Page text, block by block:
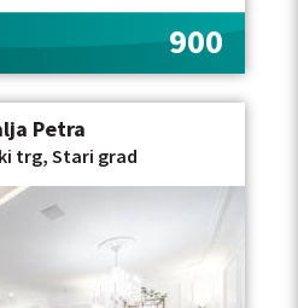
ulaznog hodnika, prostranog
dve komforne spavaće
dvostranoj
tokom većeg dela dana,
toplinu i prijatnu
blage kosine koje
prostoru daje poseban
zamenjene su elektro
su Velux krovni
što omogućava
Minimalno trajanje
su manji kućni
mesečne kirije. Lokacija
na Starom gradu. U
900
Petra
trg, Stari grad